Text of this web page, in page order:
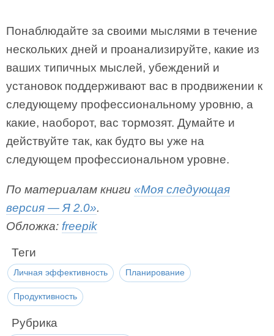
Понаблюдайте за своими мыслями в течение
нескольких дней и проанализируйте, какие из
ваших типичных мыслей, убеждений и
установок поддерживают вас в продвижении к
следующему профессиональному уровню, а
какие, наоборот, вас тормозят. Думайте и
действуйте так, как будто вы уже на
следующем профессиональном уровне.
По материалам книги «Моя следующая
версия — Я 2.0».
Обложка: freepik
Теги
Личная эффективность Планирование
Продуктивность
Рубрика